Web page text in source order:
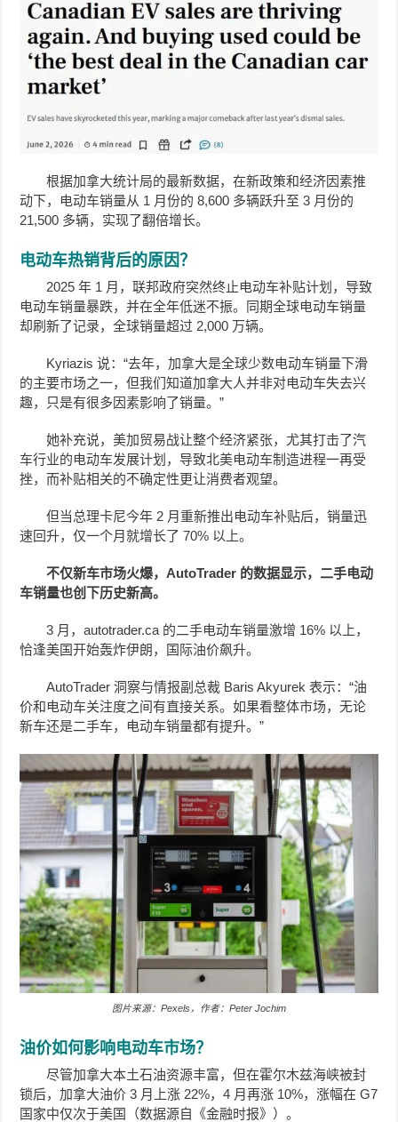
根据加拿大统计局的最新数据，在新政策和经济因素推
动下，电动车销量从 1 月份的 8,600 多辆跃升至 3 月份的
21,500 多辆，实现了翻倍增长。
电动车热销背后的原因？
2025 年 1 月，联邦政府突然终止电动车补贴计划，导致
电动车销量暴跌，并在全年低迷不振。同期全球电动车销量
却刷新了记录，全球销量超过 2,000 万辆。
Kyriazis 说：“去年，加拿大是全球少数电动车销量下滑
的主要市场之一，但我们知道加拿大人并非对电动车失去兴
趣，只是有很多因素影响了销量。”
她补充说，美加贸易战让整个经济紧张，尤其打击了汽
车行业的电动车发展计划，导致北美电动车制造进程一再受
挫，而补贴相关的不确定性更让消费者观望。
但当总理卡尼今年 2 月重新推出电动车补贴后，销量迅
速回升，仅一个月就增长了 70% 以上。
不仅新车市场火爆，AutoTrader 的数据显示，二手电动
车销量也创下历史新高。
3 月，autotrader.ca 的二手电动车销量激增 16% 以上，
恰逢美国开始轰炸伊朗，国际油价飙升。
AutoTrader 洞察与情报副总裁 Baris Akyurek 表示：“油
价和电动车关注度之间有直接关系。如果看整体市场，无论
新车还是二手车，电动车销量都有提升。”
图片来源：Pexels，作者：Peter Jochim
油价如何影响电动车市场？
尽管加拿大本土石油资源丰富，但在霍尔木兹海峡被封
锁后，加拿大油价 3 月上涨 22%，4 月再涨 10%，涨幅在 G7
国家中仅次于美国（数据源自《金融时报》）。